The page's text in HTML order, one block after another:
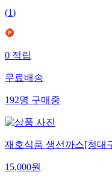
(1)
0적립
무료배송
192명구매중
재호식품 생선까스[청대
15,000원